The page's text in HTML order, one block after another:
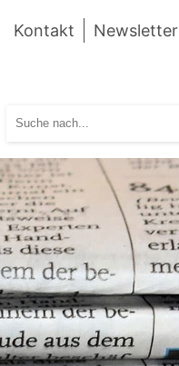
Kontakt Newsletter